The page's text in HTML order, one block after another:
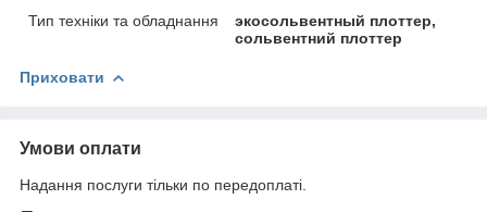
Тип техніки та обладнання
экосольвентный плоттер,
сольвентний плоттер
Приховати
Умови оплати
Надання послуги тільки по передоплаті.